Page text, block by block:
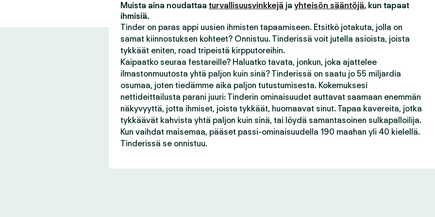
Muista aina noudattaa turvallisuusvinkkejä ja yhteisön sääntöjä, kun tapaat
ihmisiä.
Tinder on paras appi uusien ihmisten tapaamiseen. Etsitkö jotakuta, jolla on
samat kiinnostuksen kohteet? Onnistuu. Tinderissä voit jutella asioista, joista
tykkäät eniten, road tripeistä kirpputoreihin.
Kaipaatko seuraa festareille? Haluatko tavata, jonkun, joka ajattelee
ilmastonmuutosta yhtä paljon kuin sinä? Tinderissä on saatu jo 55 miljardia
osumaa, joten tiedämme aika paljon tutustumisesta. Kokemuksesi
nettideittailusta parani juuri: Tinderin ominaisuudet auttavat saamaan enemmän
näkyvyyttä, jotta ihmiset, joista tykkäät, huomaavat sinut. Tapaa kavereita, jotka
tykkäävät kahvista yhtä paljon kuin sinä, tai löydä samantasoinen sulkapalloilija.
Kun vaihdat maisemaa, pääset passi-ominaisuudella 190 maahan yli 40 kielellä.
Tinderissä se onnistuu.